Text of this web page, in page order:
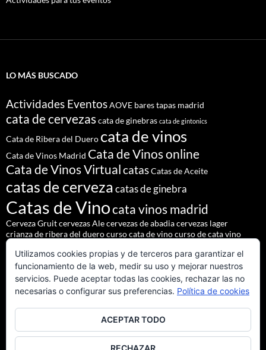
LO MÁS BUSCADO
Actividades EventosAOVE bares tapas madrid
cata de cervezascata de ginebras cata de gintonics
Cata de Ribera del Duero cata de vinos
Cata de Vinos Madrid Cata de Vinos online
Cata de Vinos VirtualcatasCatas de Aceite
catas de cervezacatas de ginebra
Catas de Vinocata vinos madrid
Cerveza Gruitcervezas Alecervezas de abadiacervezas lager
crianza de ribera del duerocurso cata de vinocurso de cata vino
Denominación de Origen Ribera del Duero
eventos de autoreventos madrid Godello lúpulo
martueMESÓN DEL CID Nacho Terolpilsner urquell
restaurante madridrestaurantes alrededores madrid
restaurantes madrid saaz salir madrid staropramen
tapear en Madridteam building
Vinos de Ribera del DueroVinos Tintos Andaluces
Utilizamos cookies propias y de terceros para garantizar el
funcionamiento de la web, medir su uso y mejorar nuestros
servicios. Puede aceptar todas las cookies, rechazar las no
necesarias o configurar sus preferencias. Política de cookies
ACEPTAR TODO
RECHAZAR